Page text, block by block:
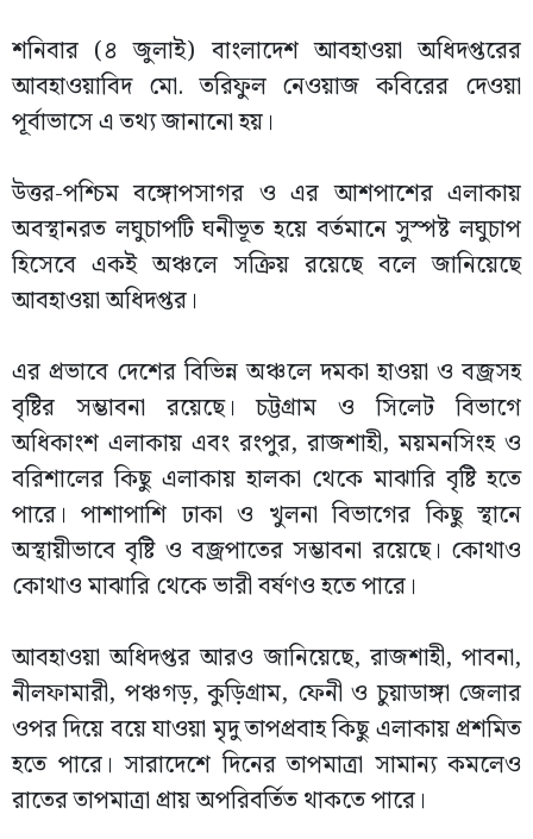
শনিবার (৪ জুলাই) বাংলাদেশ আবহাওয়া অধিদপ্তরের
আবহাওয়াবিদ মো. তরিফুল নেওয়াজ কবিরের দেওয়া
পূর্বাভাসে এ তথ্য জানানো হয়।
উত্তর-পশ্চিম বঙ্গোপসাগর ও এর আশপাশের এলাকায়
অবস্থানরত লঘুচাপটি ঘনীভূত হয়ে বর্তমানে সুস্পষ্ট লঘুচাপ
হিসেবে একই অঞ্চলে সক্রিয় রয়েছে বলে জানিয়েছে
আবহাওয়া অধিদপ্তর।
এর প্রভাবে দেশের বিভিন্ন অঞ্চলে দমকা হাওয়া ও বজ্রসহ
বৃষ্টির সম্ভাবনা রয়েছে। চট্টগ্রাম ও সিলেট বিভাগে
অধিকাংশ এলাকায় এবং রংপুর, রাজশাহী, ময়মনসিংহ ও
বরিশালের কিছু এলাকায় হালকা থেকে মাঝারি বৃষ্টি হতে
পারে। পাশাপাশি ঢাকা ও খুলনা বিভাগের কিছু স্থানে
অস্থায়ীভাবে বৃষ্টি ও বজ্রপাতের সম্ভাবনা রয়েছে। কোথাও
কোথাও মাঝারি থেকে ভারী বর্ষণও হতে পারে।
আবহাওয়া অধিদপ্তর আরও জানিয়েছে, রাজশাহী, পাবনা,
নীলফামারী, পঞ্চগড়, কুড়িগ্রাম, ফেনী ও চুয়াডাঙ্গা জেলার
ওপর দিয়ে বয়ে যাওয়া মৃদু তাপপ্রবাহ কিছু এলাকায় প্রশমিত
হতে পারে। সারাদেশে দিনের তাপমাত্রা সামান্য কমলেও
রাতের তাপমাত্রা প্রায় অপরিবর্তিত থাকতে পারে।